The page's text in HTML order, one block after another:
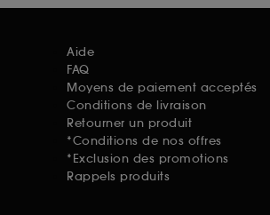
Aide
FAQ
Moyens de paiement acceptés
Conditions de livraison
Retourner un produit
*Conditions de nos offres
*Exclusion des promotions
Rappels produits